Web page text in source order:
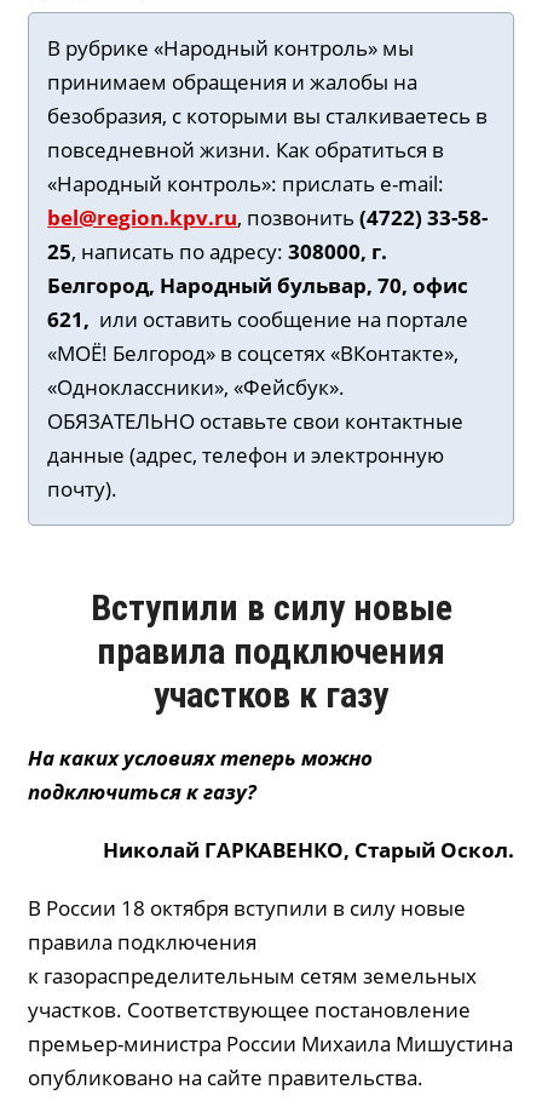
В рубрике «Народный контроль» мы
принимаем обращения и жалобы на
безобразия, с которыми вы сталкиваетесь в
повседневной жизни. Как обратиться в
«Народный контроль»: прислать e-mail:
bel@region.kpv.ru, позвонить(4722) 33-58-
25, написать по адресу:308000, г.
Белгород, Народный бульвар, 70, офис
621, или оставить сообщение на портале
«МОЁ! Белгород» в соцсетях «ВКонтакте»,
«Одноклассники», «Фейсбук».
ОБЯЗАТЕЛЬНО оставьте свои контактные
данные (адрес, телефон и электронную
почту).
Вступили в силу новые
правила подключения
участков к газу
На каких условиях теперь можно
подключиться к газу?
Николай ГАРКАВЕНКО, Старый Оскол.
В России 18 октября вступили в силу новые
правила подключения
к газораспределительным сетям земельных
участков. Соответствующее постановление
премьер-министра России Михаила Мишустина
опубликовано на сайте правительства.